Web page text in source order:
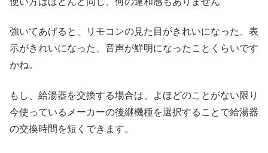
強いてあげると、リモコンの見た目がきれいになった、表
示がきれいになった、音声が鮮明になったことくらいです
かね。
もし、給湯器を交換する場合は、よほどのことがない限り
今使っているメーカーの後継機種を選択することで給湯器
の交換時間を短くできます。